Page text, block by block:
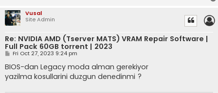
Vusal
Site Admin
Re: NVIDIA AMD (Tserver MATS) VRAM Repair Software |
Full Pack 60GB torrent | 2023
P
s
t
Fri Oct 27, 2023 9:24 pm
BIOS-dan Legacy moda alman gerekiyor
yazilma kosullarini duzgun denedinmi ?